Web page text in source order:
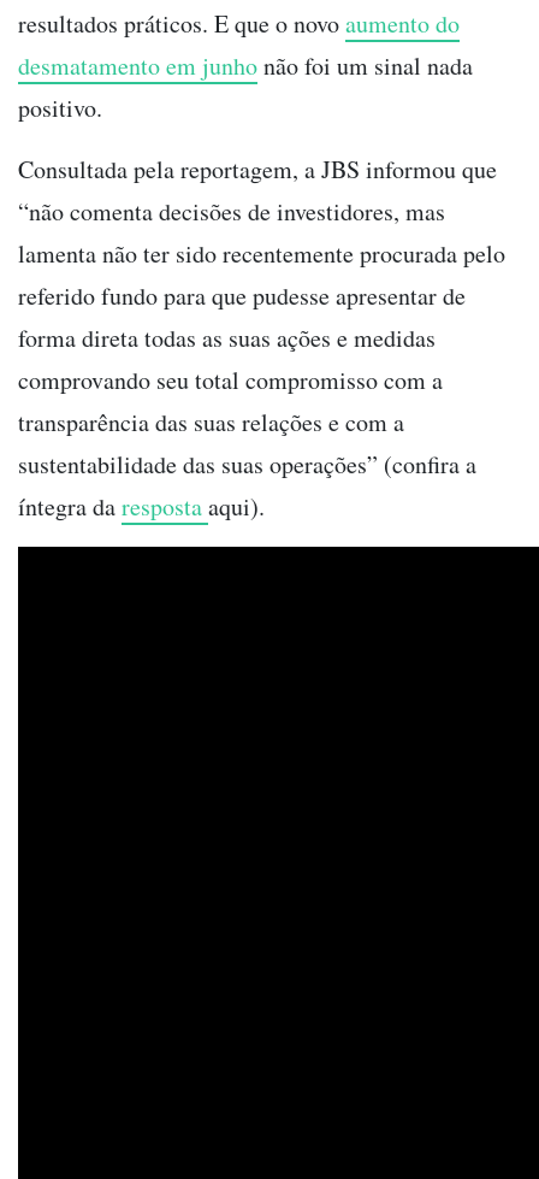
resultados práticos. E que o novoaumento do
desmatamento em junhonão foi um sinal nada
positivo.
Consultada pela reportagem, a JBS informou que
“não comenta decisões de investidores, mas
lamenta não ter sido recentemente procurada pelo
referido fundo para que pudesse apresentar de
forma direta todas as suas ações e medidas
comprovando seu total compromisso com a
transparência das suas relações e com a
sustentabilidade das suas operações” (confira a
íntegra darespostaaqui).